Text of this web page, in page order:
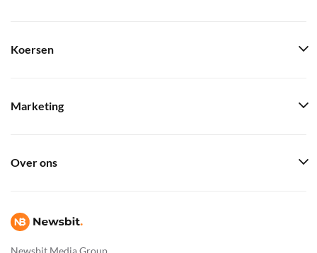
Newsbit Media Group
Koersen
Marketing
Over ons